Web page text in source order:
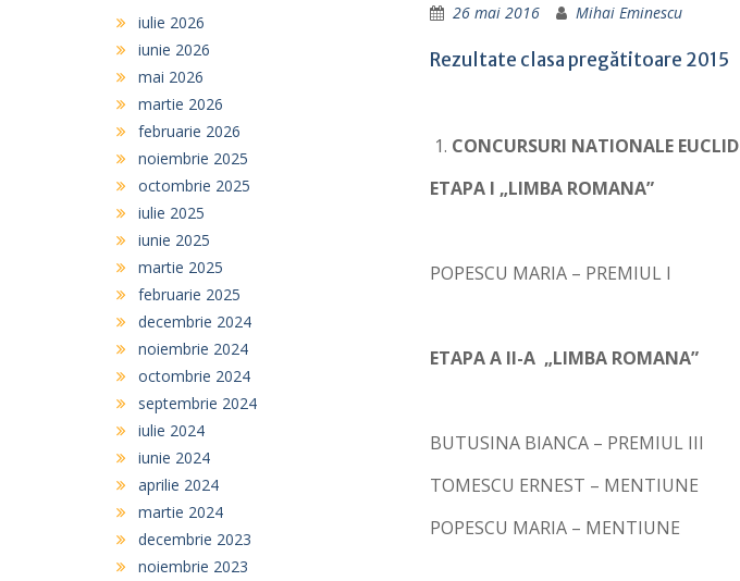
26 mai 2016 Mihai Eminescu
Rezultate clasa pregătitoare 2015
CONCURSURI NATIONALE EUCLID
ETAPA I „LIMBA ROMANA”
POPESCU MARIA – PREMIUL I
ETAPA A II-A „LIMBA ROMANA”
BUTUSINA BIANCA – PREMIUL III
TOMESCU ERNEST – MENTIUNE
POPESCU MARIA – MENTIUNE
iulie 2026
iunie 2026
mai 2026
martie 2026
februarie 2026
noiembrie 2025
octombrie 2025
iulie 2025
iunie 2025
martie 2025
februarie 2025
decembrie 2024
noiembrie 2024
octombrie 2024
septembrie 2024
iulie 2024
iunie 2024
aprilie 2024
martie 2024
decembrie 2023
noiembrie 2023